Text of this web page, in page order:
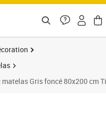
Gris foncé 80x200 cm